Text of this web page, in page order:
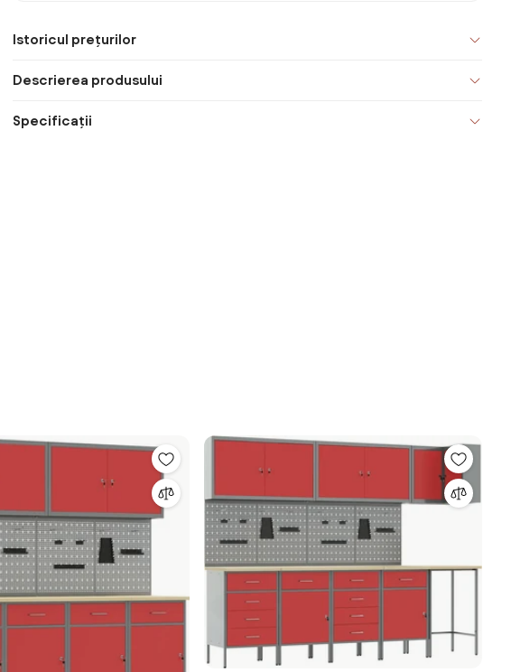
Istoricul prețurilor
Descrierea produsului
Specificații